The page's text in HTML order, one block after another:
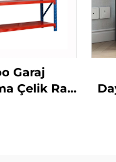
Garaj
Çelik Raf